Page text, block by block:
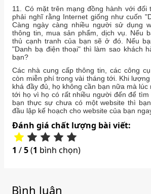
11. Có mặt trên mạng đồng hành với đối
phải nghĩ rằng Internet giống như cuốn
Càng ngày càng nhiều người sử dụng
thông tin, mua sản phẩm, dịch vụ. Nếu
thủ cạnh tranh của bạn sẽ ở đó. Nếu
"Danh bạ điện thoại" thì làm sao khách
bạn?
Các nhà cung cấp thông tin, các công
còn miễn phí trong vài tháng tới. Khi
khá đầy đủ, họ không cần bạn nữa mà lúc
tới họ vì họ có rất nhiều người đến để tìm
bạn thực sự chưa có một website thì
đầu lập kế hoạch cho website của bạn
Đánh giá chất lượng bài viết:
1 /5(1 bình chọn)
Bình luận